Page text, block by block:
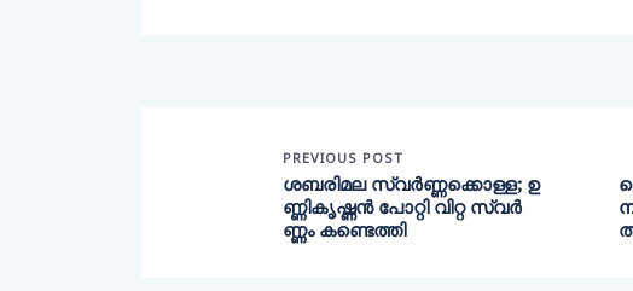
PREVIOUS POST
ശബരിമല സ്വർണ്ണക്കൊള്ള; ഉ
ണ്ണികൃഷ്ണൻ പോറ്റി വിറ്റ സ്വർ
ണ്ണം കണ്ടെത്തി